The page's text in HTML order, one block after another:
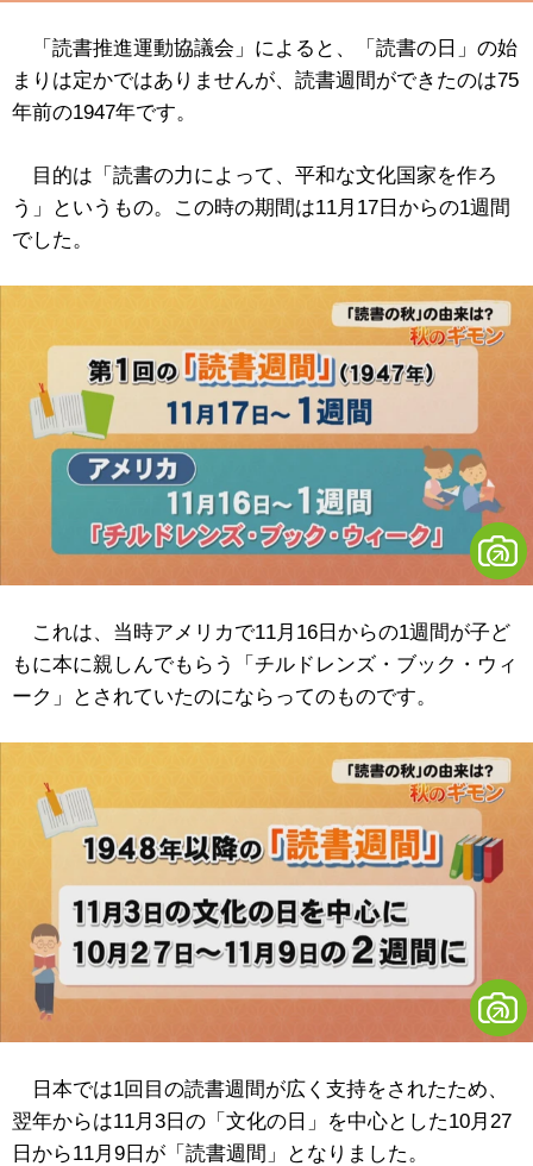
「読書推進運動協議会」によると、「読書の日」の始
まりは定かではありませんが、読書週間ができたのは75
年前の1947年です。
目的は「読書の力によって、平和な文化国家を作ろ
う」というもの。この時の期間は11月17日からの1週間
でした。
これは、当時アメリカで11月16日からの1週間が子ど
もに本に親しんでもらう「チルドレンズ・ブック・ウィ
ーク」とされていたのにならってのものです。
日本では1回目の読書週間が広く支持をされたため、
翌年からは11月3日の「文化の日」を中心とした10月27
日から11月9日が「読書週間」となりました。